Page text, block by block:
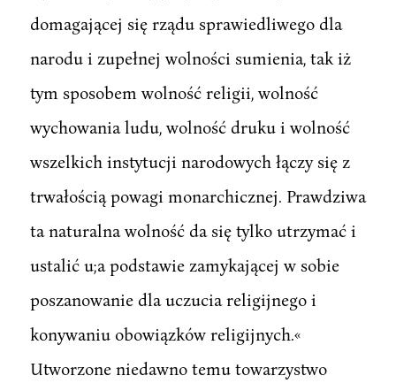
domagającej się rządu sprawiedliwego dla
narodu i zupełnej wolności sumienia, tak iż
tym sposobem wolność religii, wolność
wychowania ludu, wolność druku i wolność
wszelkich instytucji narodowych łączy się z
trwałością powagi monarchicznej. Prawdziwa
ta naturalna wolność da się tylko utrzymać i
ustalić u;a podstawie zamykającej w sobie
poszanowanie dla uczucia religijnego i
konywaniu obowiązków religijnych.«
Utworzone niedawno temu towarzystwo